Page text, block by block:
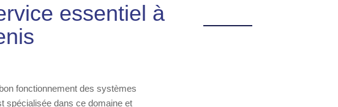
essentiel à
fonctionnement des systèmes
spécialisée dans ce domaine et